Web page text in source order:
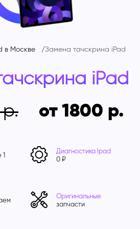
в Москве Замена тачскрина iPad
iPad
от 1800
Диагностика Ipad
0 ₽
Оригинальные
запчасти